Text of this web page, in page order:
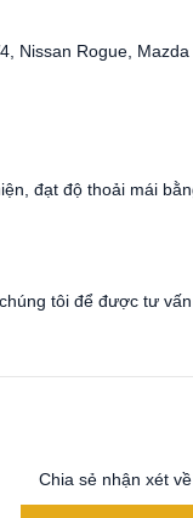
Nissan Rogue, Mazda
đạt độ thoải mái
tôi để được tư
Chia sẻ nhận xét